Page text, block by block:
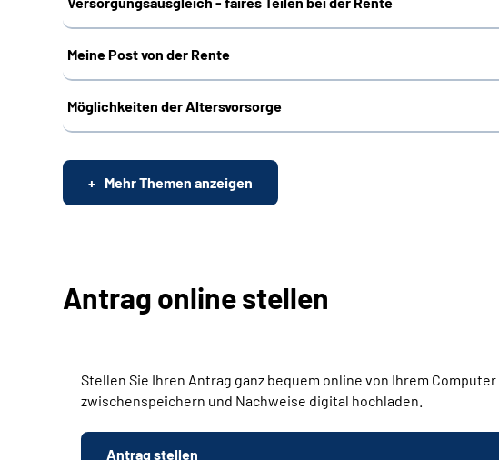
Meine Post von der Rente
Möglichkeiten der Altersvorsorge
Mehr Themen anzeigen
Antrag online stellen
Stellen Sie Ihren Antrag ganz bequem online von Ihrem
zwischenspeichern und Nachweise digital hochladen.
Antrag stellen